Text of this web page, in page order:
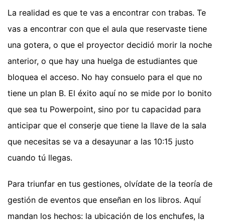
La realidad es que te vas a encontrar con trabas. Te
vas a encontrar con que el aula que reservaste tiene
una gotera, o que el proyector decidió morir la noche
anterior, o que hay una huelga de estudiantes que
bloquea el acceso. No hay consuelo para el que no
tiene un plan B. El éxito aquí no se mide por lo bonito
que sea tu Powerpoint, sino por tu capacidad para
anticipar que el conserje que tiene la llave de la sala
que necesitas se va a desayunar a las 10:15 justo
cuando tú llegas.
Para triunfar en tus gestiones, olvídate de la teoría de
gestión de eventos que enseñan en los libros. Aquí
mandan los hechos: la ubicación de los enchufes, la